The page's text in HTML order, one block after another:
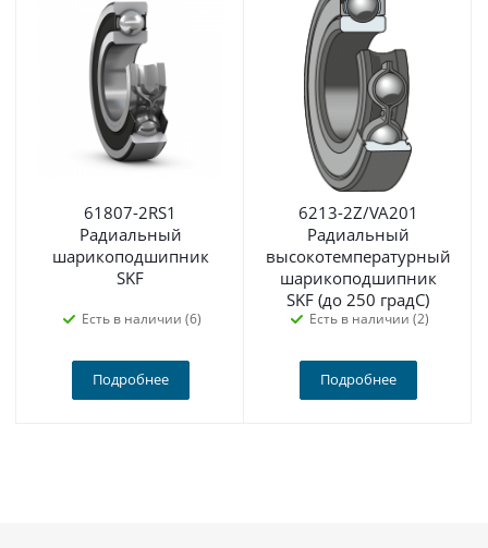
61807-2RS1
Радиальный
шарикоподшипник
SKF
Есть в наличии (6)
Подробнее
6213-2Z/VA201
Радиальный
высокотемпературный
шарикоподшипник
SKF (до 250 градС)
Есть в наличии (2)
Подробнее